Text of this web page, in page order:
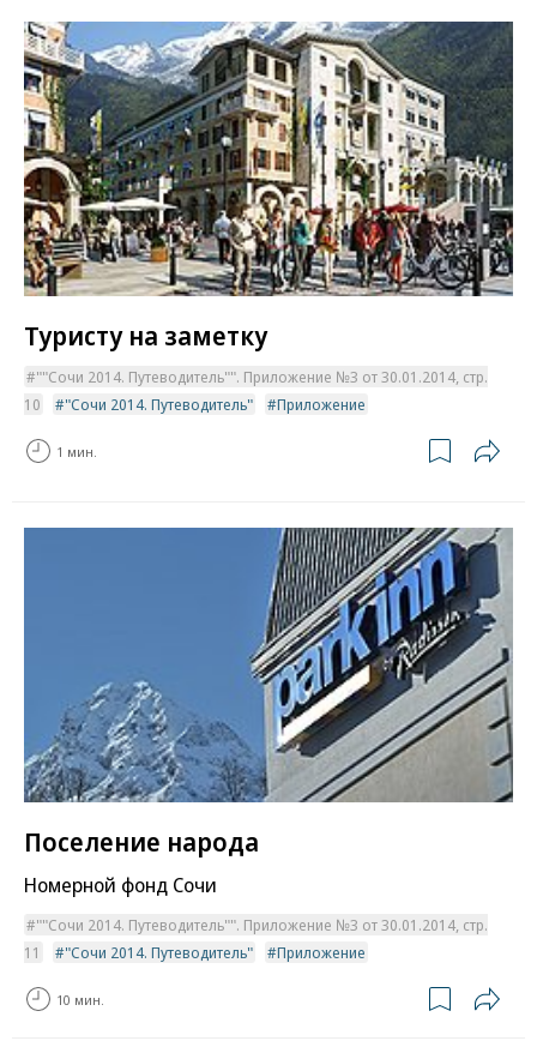
Туристу на заметку
""Сочи 2014. Путеводитель"". Приложение №3 от 30.01.2014, стр.
10
"Сочи 2014. Путеводитель" Приложение
1 мин.
Поселение народа
Номерной фонд Сочи
""Сочи 2014. Путеводитель"". Приложение №3 от 30.01.2014, стр.
11
"Сочи 2014. Путеводитель" Приложение
10 мин.